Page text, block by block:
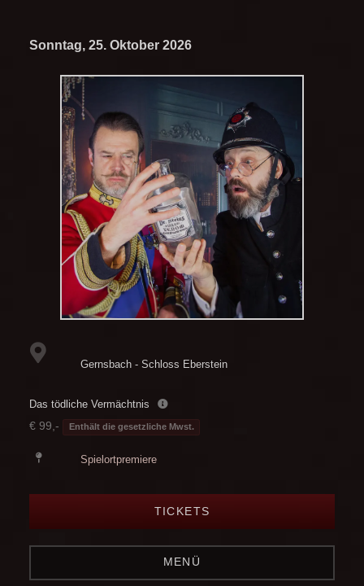
Sonntag, 25. Oktober 2026
Gernsbach - Schloss Eberstein
Das tödliche Vermächtnis
€ 99,- Enthält die gesetzliche Mwst.
Spielortpremiere
TICKETS
MENÜ